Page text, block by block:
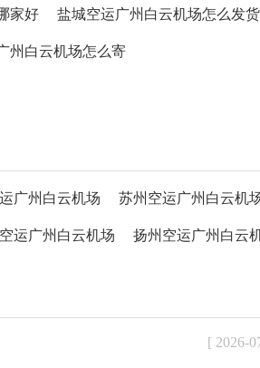
家好 盐城空运广州白云机场怎么发货
州白云机场怎么寄
广州白云机场 苏州空运广州白云机
运广州白云机场 扬州空运广州白云
[ 2026-